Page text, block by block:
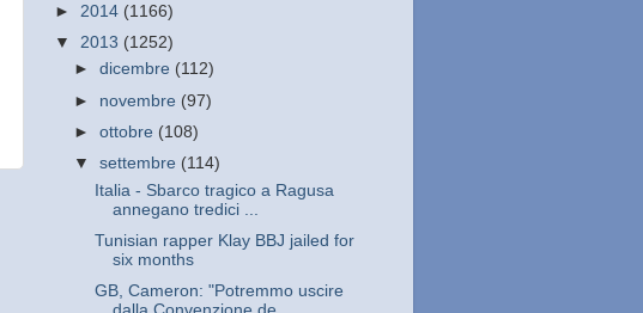
► 2014 (1166)
▼ 2013 (1252)
►dicembre (112)
► novembre (97)
►ottobre (108)
▼settembre (114)
Italia - Sbarco tragico a Ragusa
annegano tredici ...
Tunisian rapper Klay BBJ jailed for
six months
GB, Cameron: "Potremmo uscire